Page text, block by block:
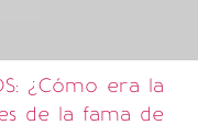
¿Cómo era la
de la fama de